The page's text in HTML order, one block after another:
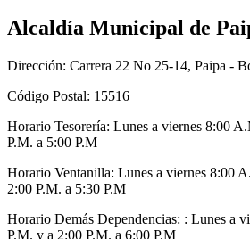
Alcaldía Municipal de
Dirección: Carrera 22 No 25-14, Paipa -
Código Postal: 15516
Horario Tesorería: Lunes a viernes 8:00
P.M. a 5:00 P.M
Horario Ventanilla: Lunes a viernes 8:00
2:00 P.M. a 5:30 P.M
Horario Demás Dependencias: : Lunes a
P.M. y a 2:00 P.M. a 6:00 P.M